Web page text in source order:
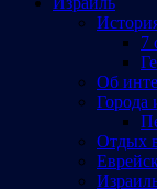
7
Об
Города
Отдых